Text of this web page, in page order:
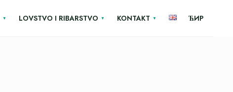
LOVSTVO I RIBARSTVO KONTAKT ЋИР